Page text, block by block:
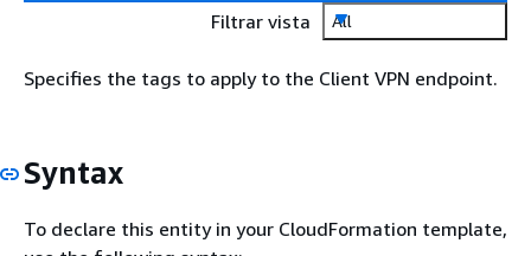
Filtrar vista
All
Specifies the tags to apply to the Client VPN endpoint.
Syntax
To declare this entity in your CloudFormation template,